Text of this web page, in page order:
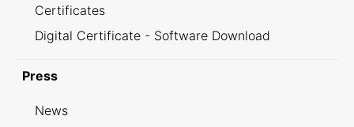
Certificates
Digital Certificate - Software Download
Press
News